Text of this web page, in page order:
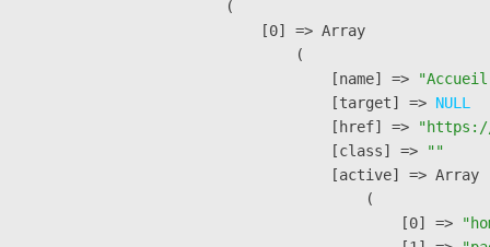
(
    [0] => Array
        (
            [name] =>
            [target] =>
NULL
            [href] =>
            [class] =>
""
            [active] => Array
                (
                    [0] =>